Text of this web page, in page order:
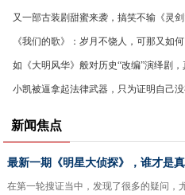
又一部古装剧甜蜜来袭，搞笑不输《灵
《我们的歌》：岁月不饶人，可那又如何
如《大明风华》般对历史“改编”演绎剧
小凯被逼拿起法律武器，只为证明自己
新闻焦点
最新一期《明星大侦探》，谁才是
在第一轮搜证当中，发现了很多的疑问，